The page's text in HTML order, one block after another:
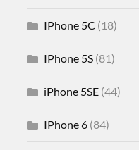
IPhone 5C (18)
IPhone 5S (81)
iPhone 5SE (44)
IPhone 6 (84)